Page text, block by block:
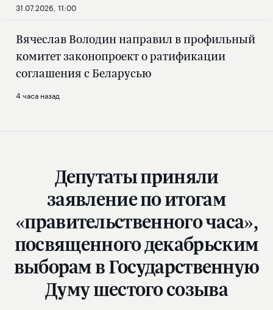
31.07.2026, 11:00
Вячеслав Володин направил в профильный
комитет законопроект о ратификации
соглашения с Беларусью
4 часа назад
Депутаты приняли
заявление по итогам
«правительственного часа»,
посвященного декабрьским
выборам в Государственную
Думу шестого созыва